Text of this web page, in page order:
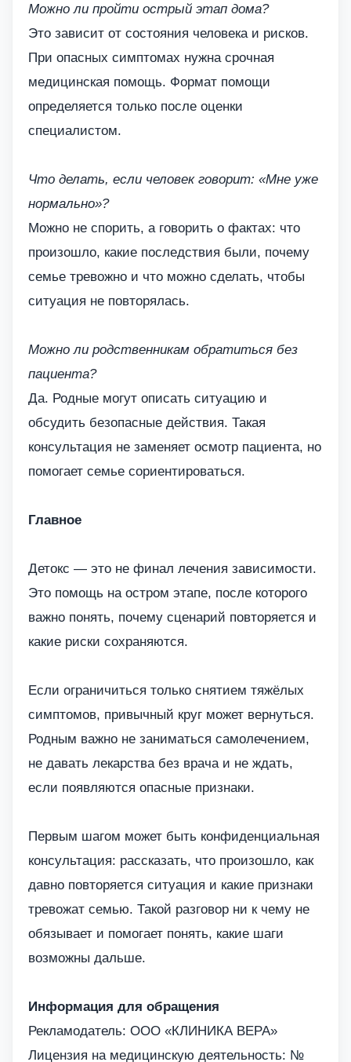
Можно ли пройти острый этап дома?
Это зависит от состояния человека и рисков.
При опасных симптомах нужна срочная
медицинская помощь. Формат помощи
определяется только после оценки
специалистом.
Что делать, если человек говорит: «Мне уже
нормально»?
Можно не спорить, а говорить о фактах: что
произошло, какие последствия были, почему
семье тревожно и что можно сделать, чтобы
ситуация не повторялась.
Можно ли родственникам обратиться без
пациента?
Да. Родные могут описать ситуацию и
обсудить безопасные действия. Такая
консультация не заменяет осмотр пациента, но
помогает семье сориентироваться.
Главное
Детокс — это не финал лечения зависимости.
Это помощь на остром этапе, после которого
важно понять, почему сценарий повторяется и
какие риски сохраняются.
Если ограничиться только снятием тяжёлых
симптомов, привычный круг может вернуться.
Родным важно не заниматься самолечением,
не давать лекарства без врача и не ждать,
если появляются опасные признаки.
Первым шагом может быть конфиденциальная
консультация: рассказать, что произошло, как
давно повторяется ситуация и какие признаки
тревожат семью. Такой разговор ни к чему не
обязывает и помогает понять, какие шаги
возможны дальше.
Информация для обращения
Рекламодатель: ООО «КЛИНИКА ВЕРА»
Лицензия на медицинскую деятельность: №